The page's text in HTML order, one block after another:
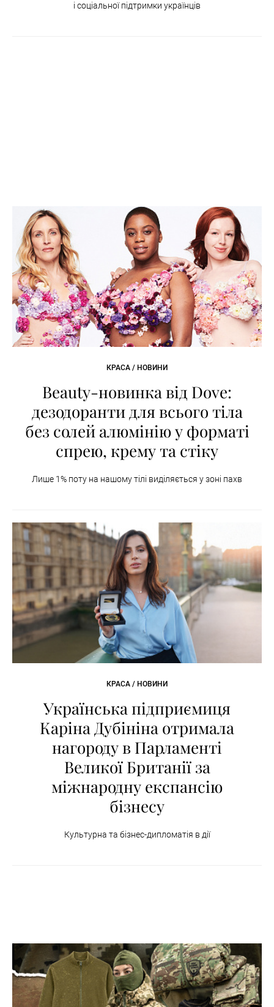
і соціальної підтримки українців
КРАСА / НОВИНИ
Beauty-новинка від Dove:
дезодоранти для всього тіла
без солей алюмінію у форматі
спрею, крему та стіку
Лише 1% поту на нашому тілі виділяється у зоні пахв
КРАСА / НОВИНИ
Українська підприємиця
Каріна Дубініна отримала
нагороду в Парламенті
Великої Британії за
міжнародну експансію
бізнесу
Культурна та бізнес-дипломатія в дії